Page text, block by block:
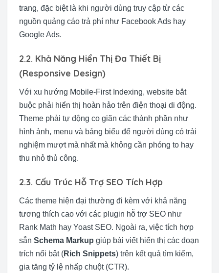
trang, đặc biệt là khi người dùng truy cập từ các
nguồn quảng cáo trả phí như Facebook Ads hay
Google Ads.
2.2. Khả Năng Hiển Thị Đa Thiết Bị
(Responsive Design)
Với xu hướng Mobile-First Indexing, website bắt
buộc phải hiển thị hoàn hảo trên điện thoại di động.
Theme phải tự động co giãn các thành phần như
hình ảnh, menu và bảng biểu để người dùng có trải
nghiệm mượt mà nhất mà không cần phóng to hay
thu nhỏ thủ công.
2.3. Cấu Trúc Hỗ Trợ SEO Tích Hợp
Các theme hiện đại thường đi kèm với khả năng
tương thích cao với các plugin hỗ trợ SEO như
Rank Math hay Yoast SEO. Ngoài ra, việc tích hợp
sẵn Schema Markup giúp bài viết hiển thị các đoạn
trích nổi bật (Rich Snippets) trên kết quả tìm kiếm,
gia tăng tỷ lệ nhấp chuột (CTR).